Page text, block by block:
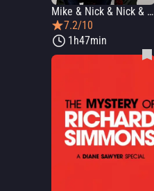
Mike & Nick & Nick & Alice
7.2/10
1h47min